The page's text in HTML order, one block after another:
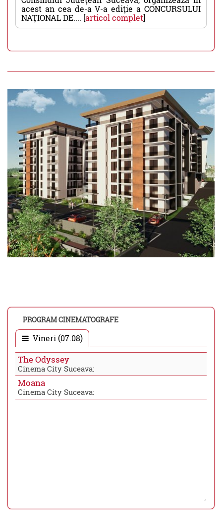
acest an cea de-a V-a ediţie a CONCURSULUI
NAŢIONAL DE.... [articol complet]
PROGRAM CINEMATOGRAFE
Vineri (07.08)
The Odyssey
Cinema City Suceava:
Moana
Cinema City Suceava: